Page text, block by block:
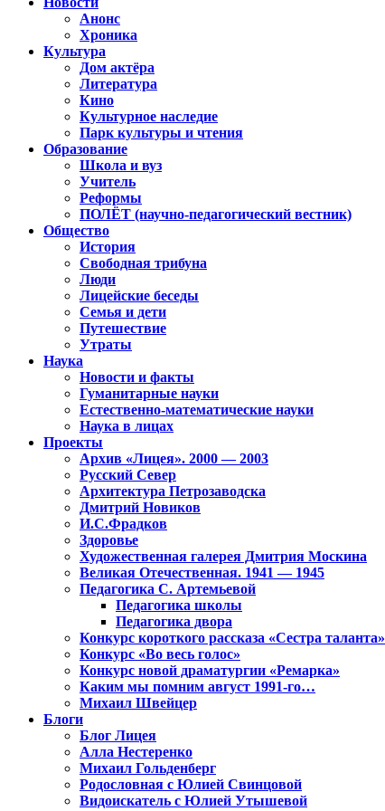
Анонс
Хроника
Культура
Дом актёра
Литература
Кино
Культурное наследие
Парк культуры и чтения
Образование
Школа и вуз
Учитель
Реформы
ПОЛЁТ (научно-педагогический вестник)
Общество
История
Свободная трибуна
Люди
Лицейские беседы
Семья и дети
Путешествие
Утраты
Наука
Новости и факты
Гуманитарные науки
Естественно-математические науки
Наука в лицах
Проекты
Архив «Лицея». 2000 — 2003
Русский Север
Архитектура Петрозаводска
Дмитрий Новиков
И.С.Фрадков
Здоровье
Художественная галерея Дмитрия Москина
Великая Отечественная. 1941 — 1945
Педагогика С. Артемьевой
Педагогика школы
Педагогика двора
Конкурс короткого рассказа «Сестра таланта»
Конкурс «Во весь голос»
Конкурс новой драматургии «Ремарка»
Каким мы помним август 1991-го…
Михаил Швейцер
Блоги
Блог Лицея
Алла Нестеренко
Михаил Гольденберг
Родословная с Юлией Свинцовой
Видоискатель с Юлией Утышевой